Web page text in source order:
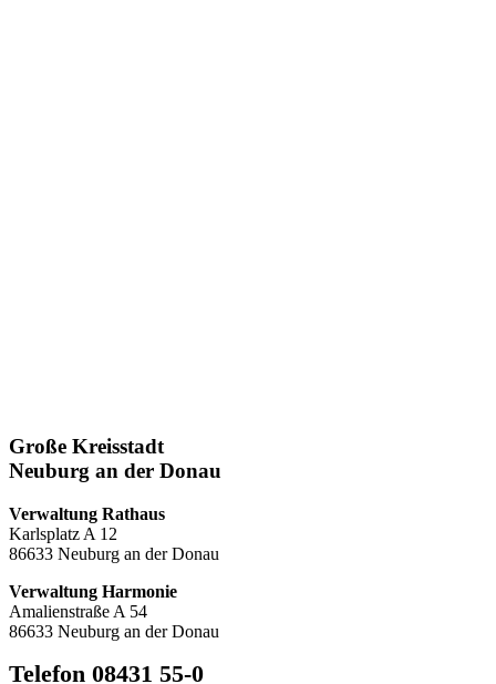
Große Kreisstadt
Neuburg an der Donau
Verwaltung Rathaus
Karlsplatz A 12
86633 Neuburg an der Donau
Verwaltung Harmonie
Amalienstraße A 54
86633 Neuburg an der Donau
Telefon 08431 55-0